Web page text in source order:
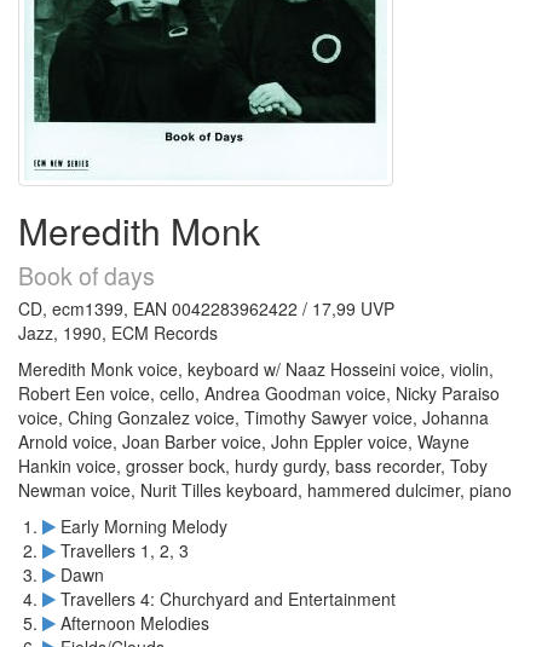
Meredith Monk
Book of days
CD, ecm1399, EAN 0042283962422 / 17,99 UVP
Jazz, 1990, ECM Records
Meredith Monk voice, keyboard w/ Naaz Hosseini voice, violin,
Robert Een voice, cello, Andrea Goodman voice, Nicky Paraiso
voice, Ching Gonzalez voice, Timothy Sawyer voice, Johanna
Arnold voice, Joan Barber voice, John Eppler voice, Wayne
Hankin voice, grosser bock, hurdy gurdy, bass recorder, Toby
Newman voice, Nurit Tilles keyboard, hammered dulcimer, piano
Early Morning Melody
Travellers 1, 2, 3
Dawn
Travellers 4: Churchyard and Entertainment
Afternoon Melodies